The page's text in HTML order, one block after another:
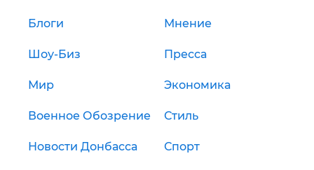
Блоги Мнение
Шоу-Биз Пресса
Мир Экономика
Военное Обозрение Стиль
Новости Донбасса Спорт